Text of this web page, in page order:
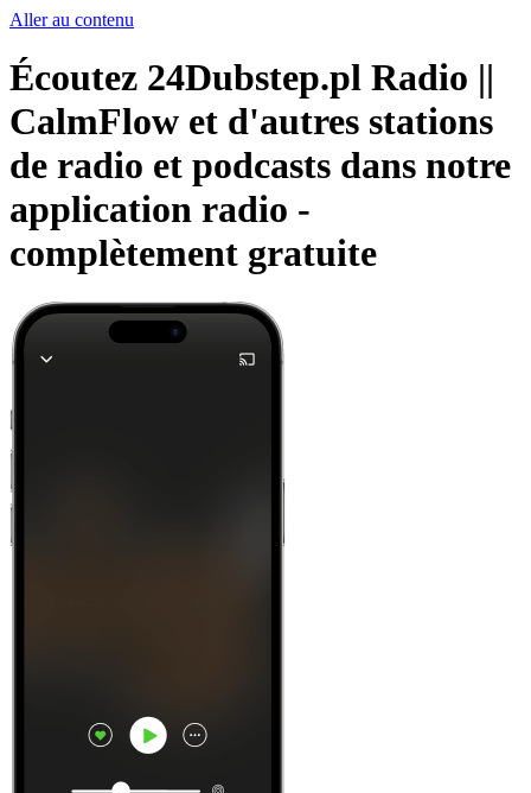
Aller au contenu
Écoutez 24Dubstep.pl Radio ||
CalmFlow et d'autres stations
de radio et podcasts dans notre
application radio -
complètement gratuite